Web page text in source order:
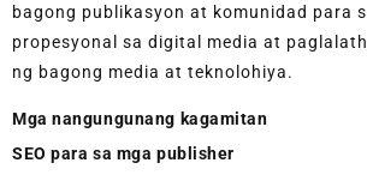
bagong publikasyon at komunidad para
propesyonal sa digital media at
ng bagong media at teknolohiya.
Mga nangungunang kagamitan
SEO para sa mga publisher